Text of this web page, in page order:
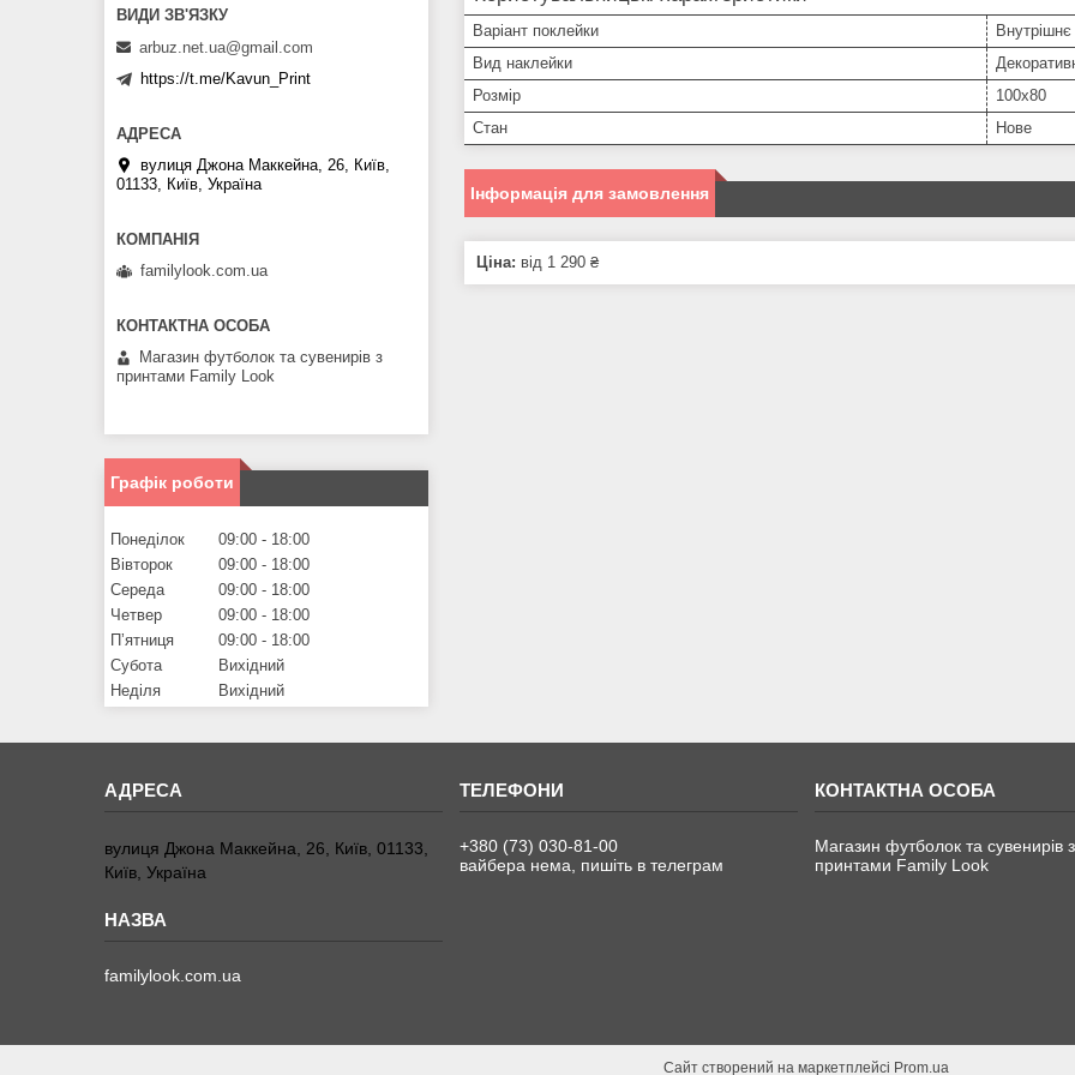
Варіант поклейки
Внутрішнє
Вид наклейки
Розмір
100х80
Стан
Нове
Інформація для замовлення
Ціна: від 1 290 ₴
arbuz.net.ua@gmail.com
https://t.me/Kavun_Print
вулиця Джона Маккейна, 26, Київ,
01133, Київ, Україна
familylook.com.ua
Магазин футболок та сувенирів з
принтами Family Look
Графік роботи
Понеділок 09:00
18:00
Вівторок
09:00
18:00
Середа
09:00
18:00
Четвер
09:00
18:00
Пʼятниця
09:00
18:00
Субота
Вихідний
Неділя
Вихідний
вулиця Джона Маккейна, 26, Київ, 01133,
Київ, Україна
familylook.com.ua
+380 (73) 030-81-00
вайбера нема, пишіть в телеграм
Магазин футболок та сувенирів з
принтами Family Look
Сайт створений на маркетплейсі Prom.ua